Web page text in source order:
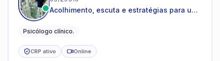
Acolhimento, escuta e estratégias para uma
Psicólogo clínico.
CRP ativo Online